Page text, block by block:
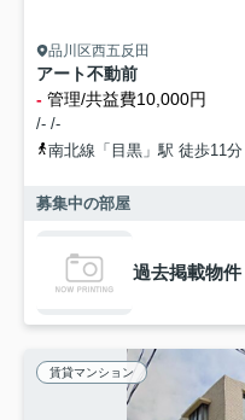
品川区西五反田
アート不動前
- 管理/共益費10,000円
/- /-
南北線「目黒」駅 徒歩11分
募集中の部屋
過去掲載物件
賃貸マンション